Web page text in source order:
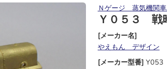
Ｎゲージ 蒸気機関
Ｙ０５３ 戦
[メーカー名]
やえもん デザイン
[メーカー型番] Y053